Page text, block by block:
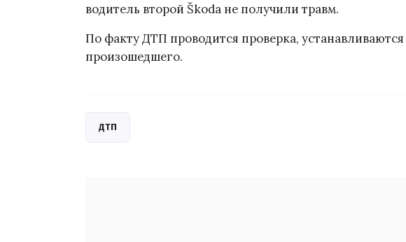
водитель второй Škoda не получили травм.
По факту ДТП проводится проверка, устанавливаются
произошедшего.
ДТП